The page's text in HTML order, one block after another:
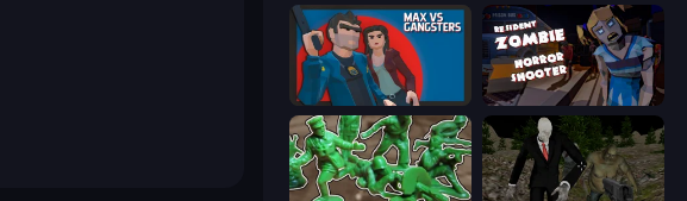
Max vs Gangsters Resident Zombies: Horror Shooter